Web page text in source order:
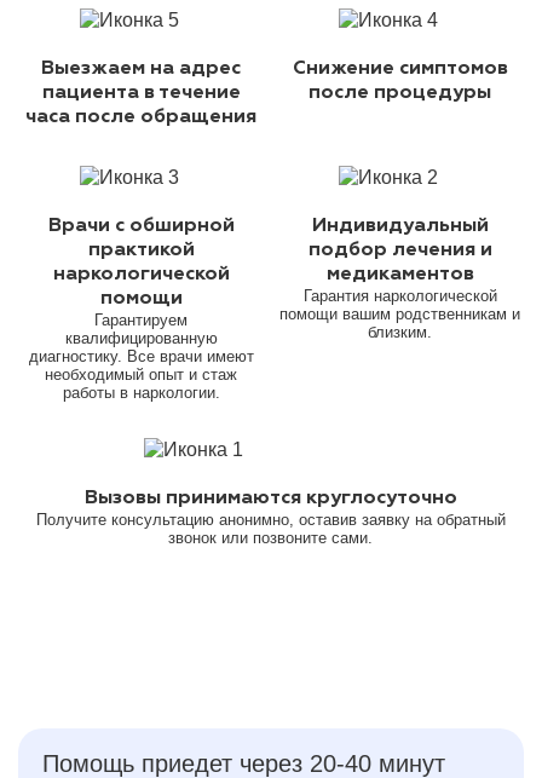
Выезжаем на адрес
пациента в течение
часа после обращения
Снижение симптомов
после процедуры
Врачи с обширной
практикой
наркологической
помощи
Гарантируем
квалифицированную
диагностику. Все врачи имеют
необходимый опыт и стаж
работы в наркологии.
Индивидуальный
подбор лечения и
медикаментов
Гарантия наркологической
помощи вашим родственникам и
близким.
Вызовы принимаются круглосуточно
Получите консультацию анонимно, оставив заявку на обратный
звонок или позвоните сами.
Помощь приедет через 20-40 минут